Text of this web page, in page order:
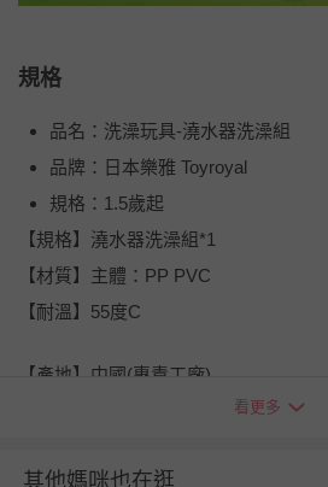
規格
品名：洗澡玩具-澆水器洗澡組
品牌：日本樂雅 Toyroyal
規格：1.5歲起
【規格】澆水器洗澡組*1
【材質】主體：PP PVC
【耐溫】
【產地】中國(專責工廠)
並非試用期，您所退回的商品必須
看更多
其他媽咪也在逛